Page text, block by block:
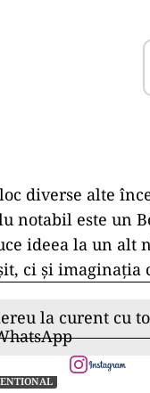
diverse alte
notabil este un
ideea la un
ci și imaginația
la curent cu